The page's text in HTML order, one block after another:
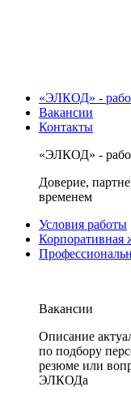
«ЭЛКОД» -
Вакансии
Контакты
«ЭЛКОД» -
Доверие,
временем
Условия работы
Корпоративная
Вакансии
Описание
по подбору
резюме или
ЭЛКОДа